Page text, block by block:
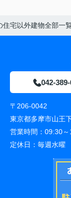
住宅以外建物全部一
042-
〒206-0042
東京都多摩市山王
営業時間： 09:30
定休日： 毎週水曜